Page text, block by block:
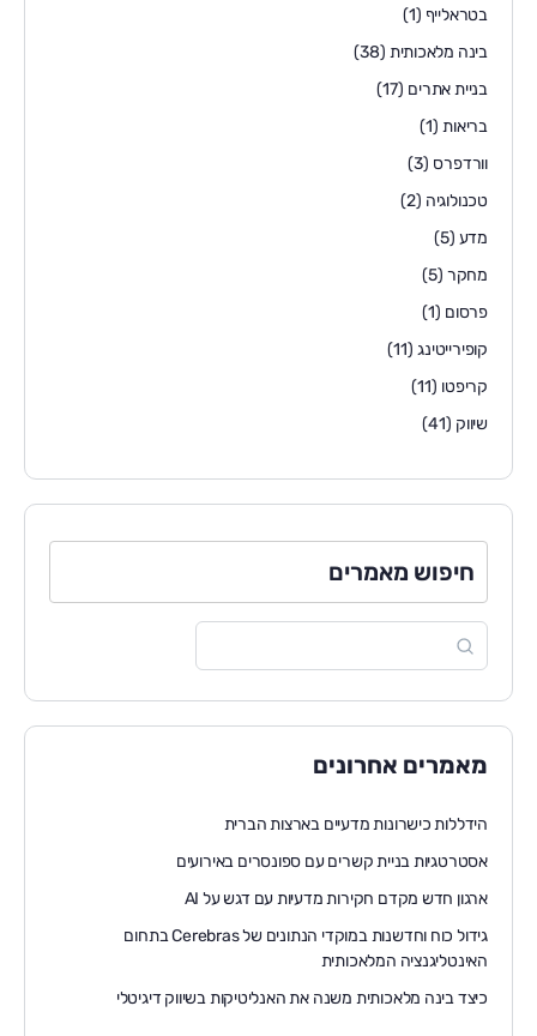
בטראלייף (1)
בינה מלאכותית (38)
בניית אתרים (17)
בריאות(1)
וורדפרס (3)
טכנולוגיה (2)
מדע (5)
מחקר (5)
פרסום (1)
קופירייטינג(11)
קריפטו (11)
שיווק (41)
חיפוש מאמרים
מאמרים אחרונים
הידללות כישרונות מדעיים בארצות הברית
אסטרטגיות בניית קשרים עם ספונסרים באירועים
ארגון חדש מקדם חקירות מדעיות עם דגש על AI
גידול כוח וחדשנות במוקדי הנתונים של Cerebras בתחום
האינטליגנציה המלאכותית
כיצד בינה מלאכותית משנה את האנליטיקות בשיווק דיגיטלי